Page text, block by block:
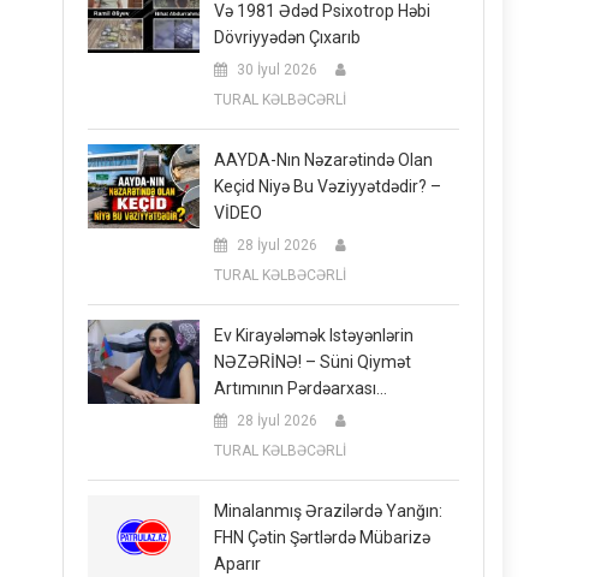
Və 1981 Ədəd Psixotrop Həbi
Dövriyyədən Çıxarıb
30 İyul 2026
TURAL KƏLBƏCƏRLİ
AAYDA-Nın Nəzarətində Olan
Keçid Niyə Bu Vəziyyətdədir? –
VİDEO
28 İyul 2026
TURAL KƏLBƏCƏRLİ
Ev Kirayələmək Istəyənlərin
NƏZƏRİNƏ! – Süni Qiymət
Artımının Pərdəarxası…
28 İyul 2026
TURAL KƏLBƏCƏRLİ
Minalanmış Ərazilərdə Yanğın:
FHN Çətin Şərtlərdə Mübarizə
Aparır